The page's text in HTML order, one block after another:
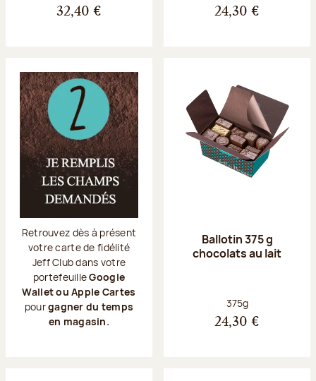
32,40 € 24,30 €
Retrouvez dès à présent
votre carte de fidélité
Jeff Club dans votre
portefeuilleGoogle
Wallet ou Apple Cartes
pourgagner du temps
en magasin.
Ballotin 375 g
chocolats au lait
Poids net :
375g
24,30 €